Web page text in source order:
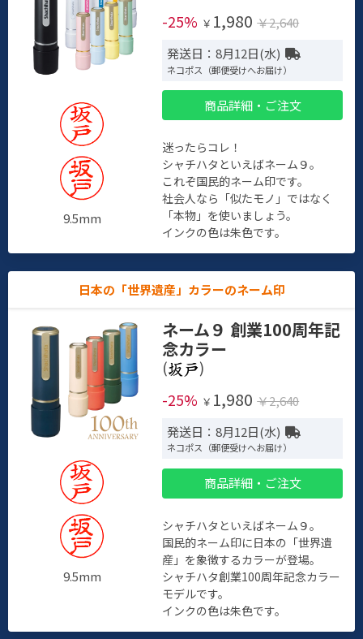
9.5mm
-25% ￥ 1,980 ￥2,640
発送日：8月12日(水)
ネコポス（郵便受けへお届け）
商品詳細・ご注文
迷ったらコレ！
シャチハタといえばネーム９。
これぞ国民的ネーム印です。
社会人なら「似たモノ」ではなく
「本物」を使いましょう。
インクの色は朱色です。
日本の「世界遺産」カラーのネーム印
9.5mm
ネーム９ 創業100周年記
念カラー
(
)
-25% ￥ 1,980 ￥2,640
発送日：8月12日(水)
ネコポス（郵便受けへお届け）
商品詳細・ご注文
シャチハタといえばネーム９。
国民的ネーム印に日本の「世界遺
産」を象徴するカラーが登場。
シャチハタ創業100周年記念カラー
モデルです。
インクの色は朱色です。